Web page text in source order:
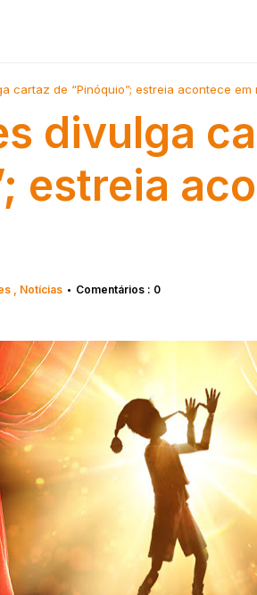
cartaz de “Pinóquio”; estreia acontece em
divulga
estreia
Notícias • Comentários : 0